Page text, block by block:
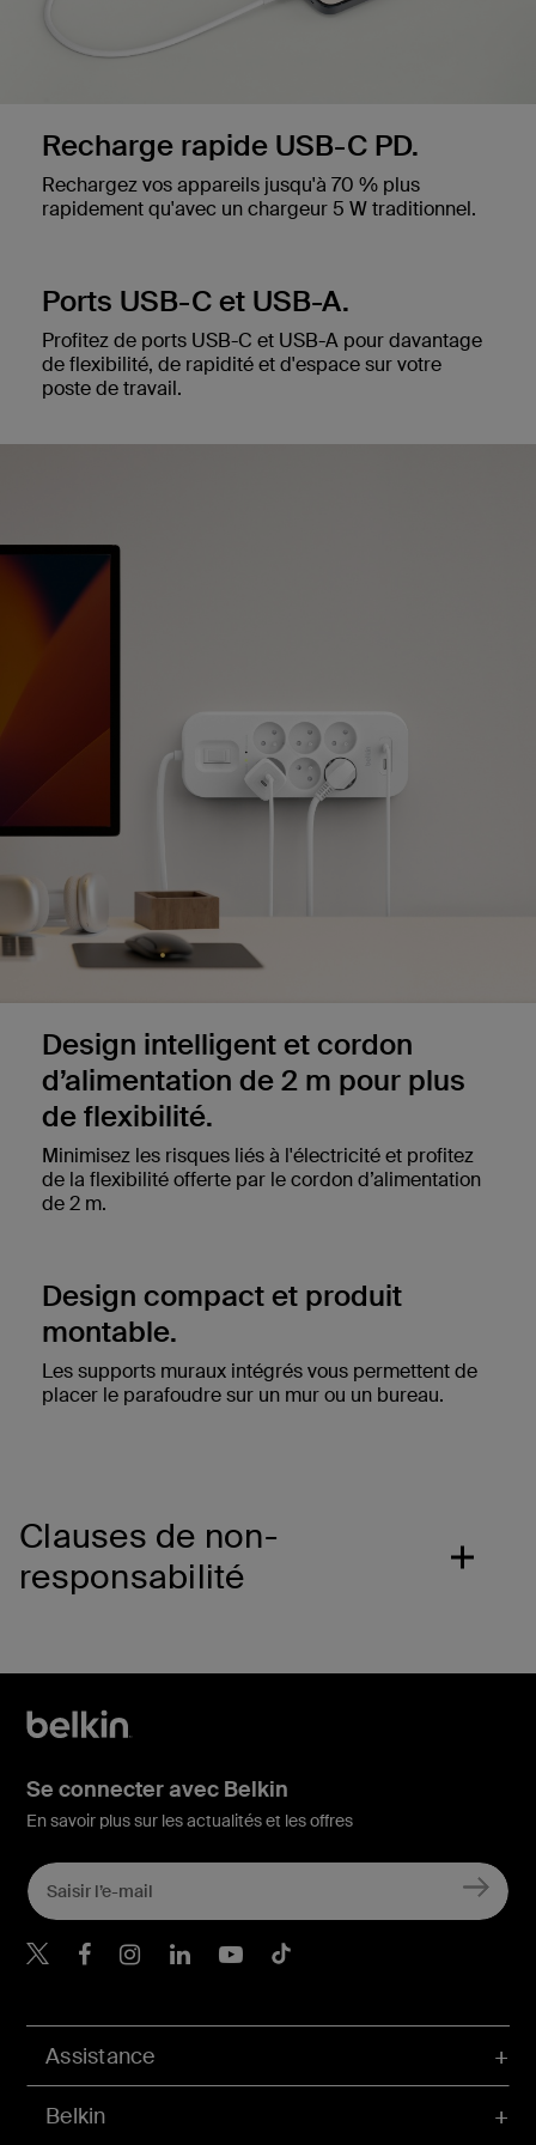
Recharge rapide USB-C PD.
Rechargez vos appareils jusqu'à 70 % plus
rapidement qu'avec un chargeur 5 W traditionnel.
Ports USB-C et USB-A.
Profitez de ports USB-C et USB-A pour davantage
de flexibilité, de rapidité et d'espace sur votre
poste de travail.
Design intelligent et cordon
d’alimentation de 2 m pour plus
de flexibilité.
Minimisez les risques liés à l'électricité et profitez
de la flexibilité offerte par le cordon d’alimentation
de 2 m.
Design compact et produit
montable.
Les supports muraux intégrés vous permettent de
placer le parafoudre sur un mur ou un bureau.
Clauses de non-
responsabilité
Assistance
Belkin
Se connecter avec Belkin
En savoir plus sur les actualités et les offres
Belkin Twitter
Belkin Facebook
Belkin Instagram
Belkin LinkedIn
Belkin Youtube
Belkin TikTok